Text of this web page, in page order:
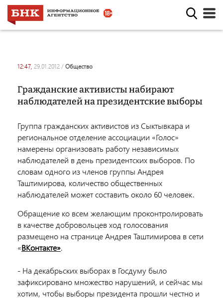
12:47, 29.01.2012 / общество
Гражданские активисты набирают
наблюдателей на президентские выборы
Группа гражданских активистов из Сыктывкара и
региональное отделение ассоциации «Голос»
намерены организовать работу независимых
наблюдателей в день президентских выборов. По
словам одного из членов группы Андрея
Таштимирова, количество общественных
наблюдателей может составить около 60 человек.
Обращение ко всем желающим проконтролировать
в качестве добровольцев ход голосования
размещено на странице Андрея Таштимирова в сети
«ВКонтакте».
- На декабрьских выборах в Госдуму было
зафиксировано множество нарушений, и сейчас мы
хотим, чтобы выборы президента прошли честно и